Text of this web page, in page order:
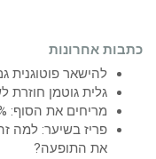
כתבות אחרונות
להישאר פוטוגנית
גלית גוטמן
מריחים את הסוף: 46% יפסלו אתכם על חולצה מיוזעת
פריז בשיער: למה
את התופעה?